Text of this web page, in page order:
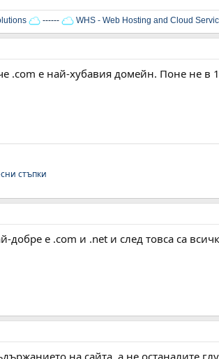
------ WHS - Web Hosting and Cloud
.com е най-хубавия домейн. Поне не в
стъпки
добре е .com и .net и след товса са